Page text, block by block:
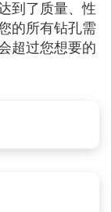
到了质量、性
的所有钻孔需
超过您想要的